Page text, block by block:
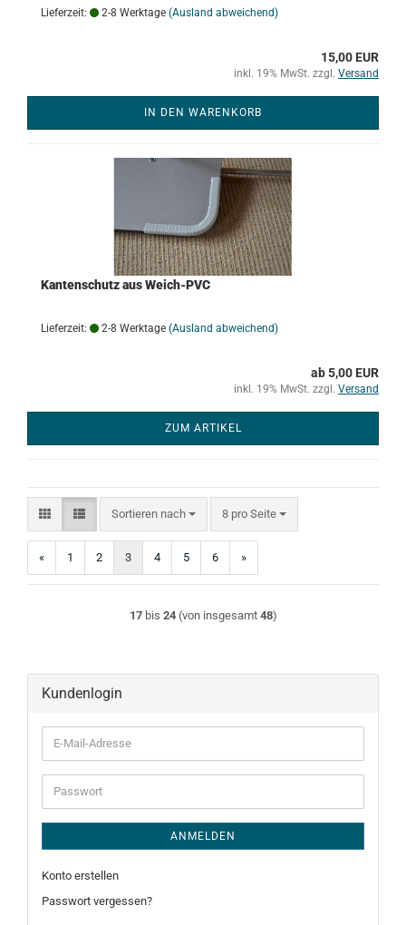
Lieferzeit: 2-8 Werktage (Ausland abweichend)
15,00 EUR
inkl. 19% MwSt. zzgl. Versand
IN DEN WARENKORB
Kantenschutz aus Weich-PVC
Lieferzeit: 2-8 Werktage (Ausland abweichend)
ab 5,00 EUR
inkl. 19% MwSt. zzgl. Versand
ZUM ARTIKEL
Sortieren nach
Sortieren nach 8 pro Seite
pro Seite
« 1 2 3 4 5 6 »
17bis 24(von insgesamt 48)
Kundenlogin
E-
Mail-
Adresse
Passwort
ANMELDEN
Konto erstellen
Passwort vergessen?